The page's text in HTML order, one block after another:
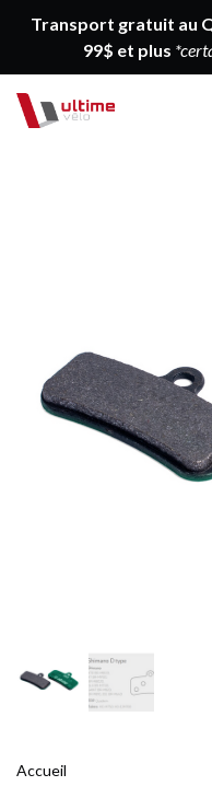
Transport gratuit au
99$ et plus
Accueil